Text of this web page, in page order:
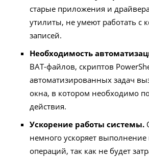
старые приложения и
утилиты, не умеют работать с
записей.
Необходимость
BAT-файлов, скриптов
автоматизированных задач
окна, в котором необходимо
действия.
Ускорение работы системы.
немного ускоряет
операций, так как не будет